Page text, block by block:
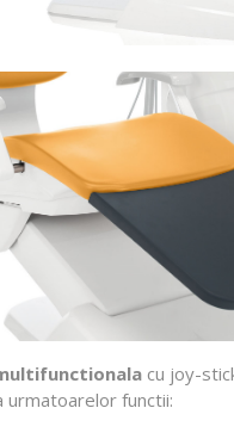
cu joy-
urmatoarelor functii: